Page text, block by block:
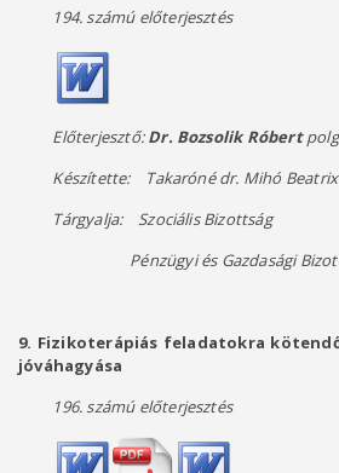
194. számú előterjesztés
Előterjesztő:Dr. Bozsolik Róbert
Készítette: Takaróné dr. Mihó
Tárgyalja: Szociális Bizottság
Pénzügyi és Gazdasági
9. Fizikoterápiás feladatokra
jóváhagyása
196. számú előterjesztés